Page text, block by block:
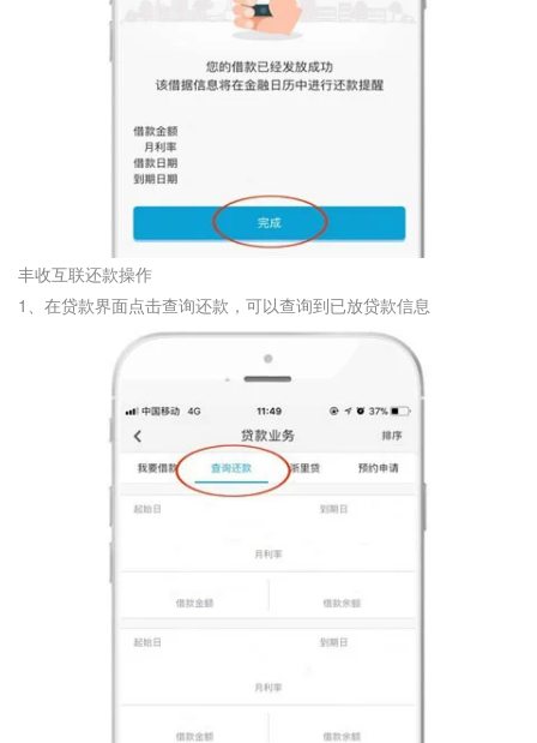
丰收互联还款操作
1、在贷款界面点击查询还款，可以查询到已放贷款信息